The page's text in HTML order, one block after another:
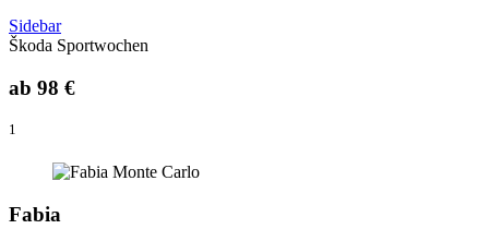
Sidebar
Škoda Sportwochen
ab 98 €
1
Fabia